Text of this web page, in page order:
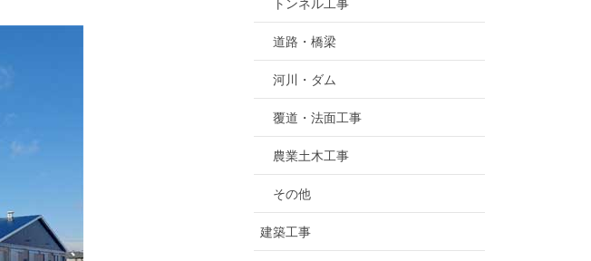
トンネル工事
道路・橋梁
河川・ダム
覆道・法面工事
農業土木工事
その他
建築工事